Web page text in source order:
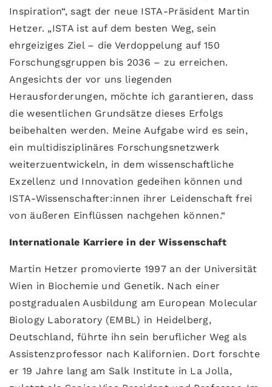
Inspiration“, sagt der neue ISTA-Präsident Martin
Hetzer. „ISTA ist auf dem besten Weg, sein
ehrgeiziges Ziel – die Verdoppelung auf 150
Forschungsgruppen bis 2036 – zu erreichen.
Angesichts der vor uns liegenden
Herausforderungen, möchte ich garantieren, dass
die wesentlichen Grundsätze dieses Erfolgs
beibehalten werden. Meine Aufgabe wird es sein,
ein multidisziplinäres Forschungsnetzwerk
weiterzuentwickeln, in dem wissenschaftliche
Exzellenz und Innovation gedeihen können und
ISTA-Wissenschafter:innen ihrer Leidenschaft frei
von äußeren Einflüssen nachgehen können.“
Internationale Karriere in der Wissenschaft
Martin Hetzer promovierte 1997 an der Universität
Wien in Biochemie und Genetik. Nach einer
postgradualen Ausbildung am European Molecular
Biology Laboratory (EMBL) in Heidelberg,
Deutschland, führte ihn sein beruflicher Weg als
Assistenzprofessor nach Kalifornien. Dort forschte
er 19 Jahre lang am Salk Institute in La Jolla,